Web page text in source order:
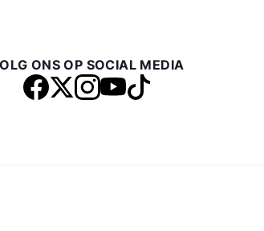
ONS OP SOCIAL MEDIA